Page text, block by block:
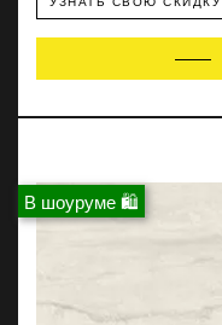
В шоуруме 🛍